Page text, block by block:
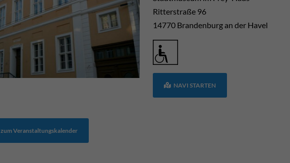
Ritterstraße 96
14770 Brandenburg an der Havel
NAVI STARTEN
Veranstaltungskalender